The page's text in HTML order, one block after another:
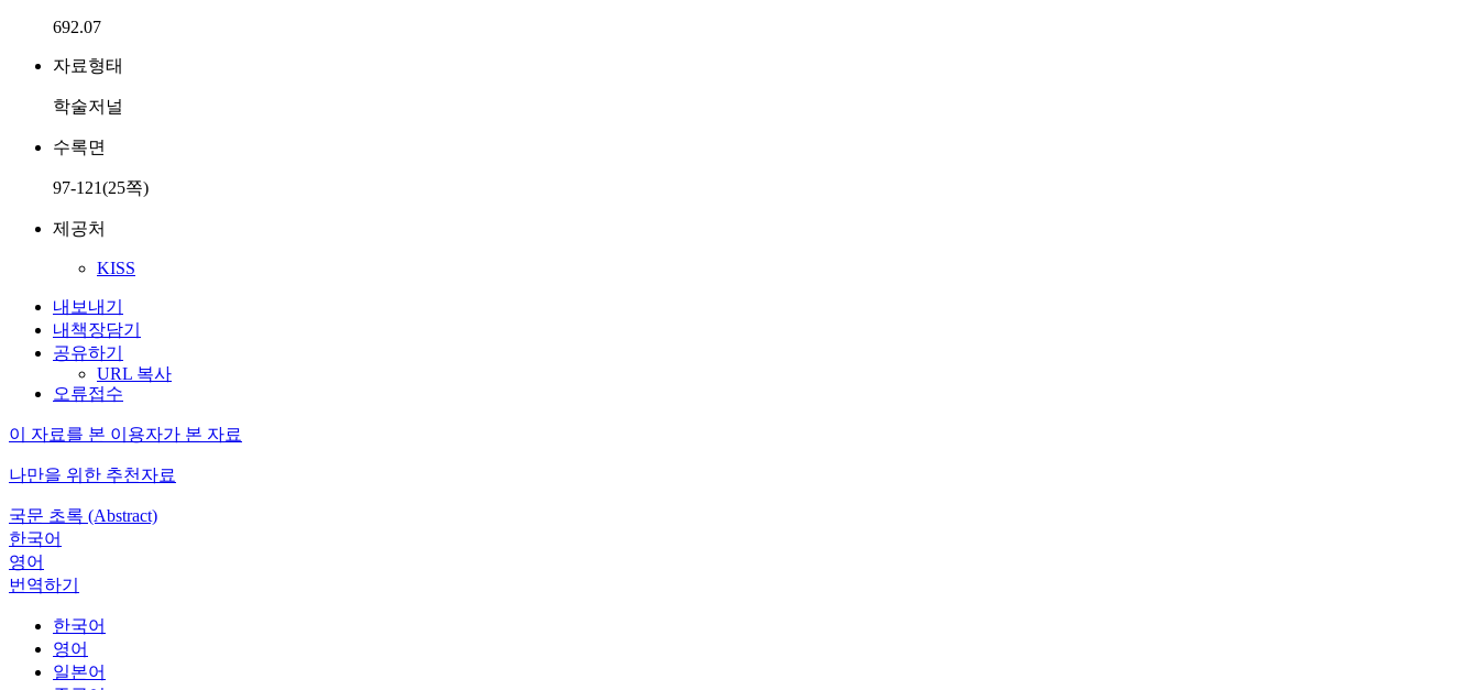
692.07
자료형태
학술저널
수록면
97-121(25쪽)
제공처
KISS
내보내기
내책장담기
공유하기
URL 복사
오류접수
이 자료를 본 이용자가 본 자료
나만을 위한 추천자료
국문 초록 (Abstract)
한국어
영어
번역하기
한국어
영어
일본어